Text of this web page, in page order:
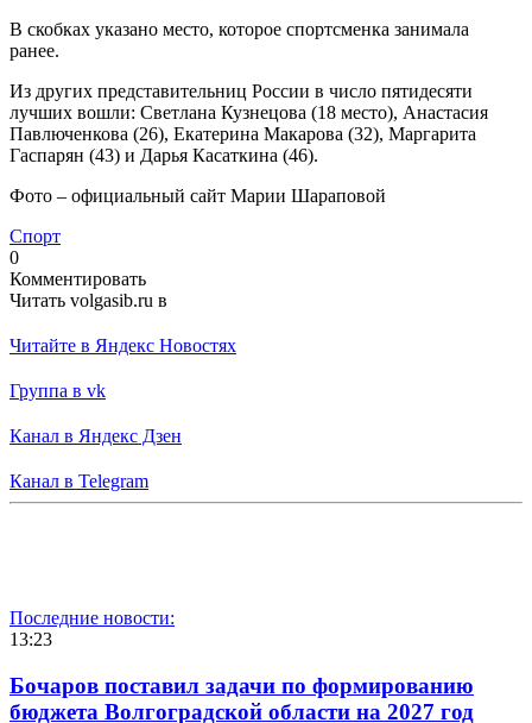
В скобках указано место, которое спортсменка занимала
ранее.
Из других представительниц России в число пятидесяти
лучших вошли: Светлана Кузнецова (18 место), Анастасия
Павлюченкова (26), Екатерина Макарова (32), Маргарита
Гаспарян (43) и Дарья Касаткина (46).
Фото – официальный сайт Марии Шараповой
Спорт
0
Комментировать
Читать volgasib.ru в
Читайте в Яндекс Новостях
Группа в vk
Канал в Яндекс Дзен
Канал в Telegram
Последние новости:
13:23
Бочаров поставил задачи по формированию
бюджета Волгоградской области на 2027 год